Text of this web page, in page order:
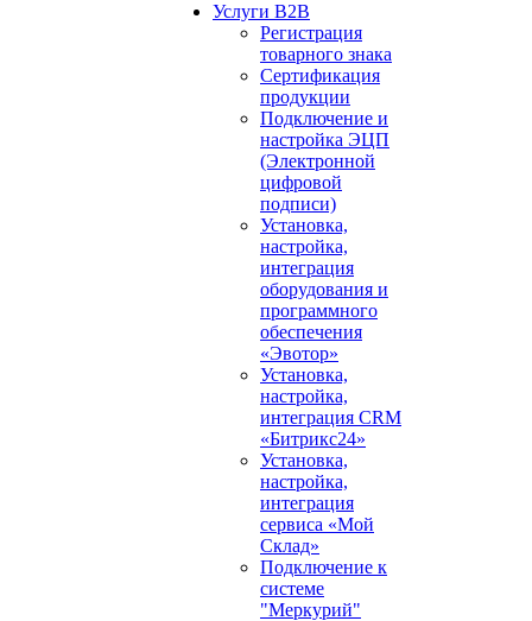
Услуги B2B
Регистрация
товарного знака
Сертификация
продукции
Подключение и
настройка ЭЦП
(Электронной
цифровой
подписи)
Установка,
настройка,
интеграция
оборудования и
программного
обеспечения
«Эвотор»
Установка,
настройка,
интеграция CRM
«Битрикс24»
Установка,
настройка,
интеграция
сервиса «Мой
Склад»
Подключение к
системе
"Меркурий"